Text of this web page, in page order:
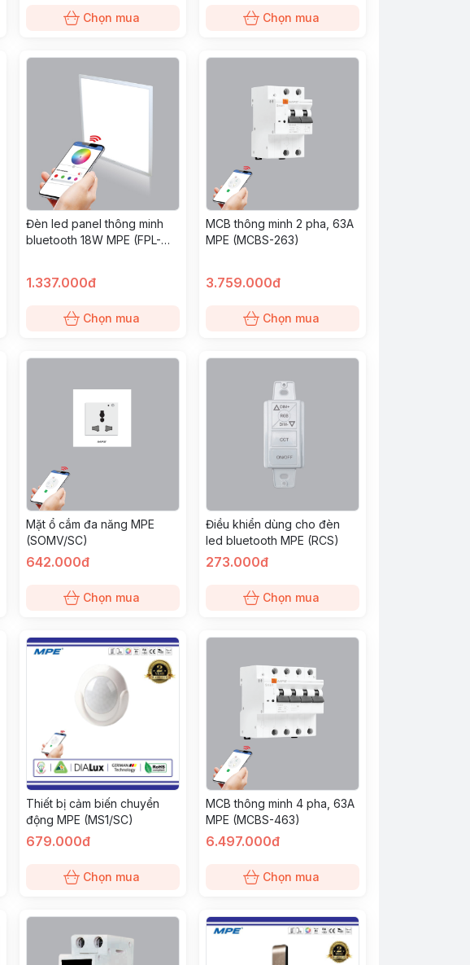
Chọn mua Chọn mua
Đèn led panel thông minh
bluetooth 18W MPE (FPL-
1.337.000đ
Chọn mua
MCB thông minh 2 pha, 63A
MPE (MCBS-263)
3.759.000đ
Chọn mua
Mặt ổ cắm đa năng MPE
(SOMV/SC)
642.000đ
Chọn mua
Điều khiển dùng cho đèn
led bluetooth MPE (RCS)
273.000đ
Chọn mua
Thiết bị cảm biến chuyển
động MPE (MS1/SC)
679.000đ
Chọn mua
MCB thông minh 4 pha, 63A
MPE (MCBS-463)
6.497.000đ
Chọn mua